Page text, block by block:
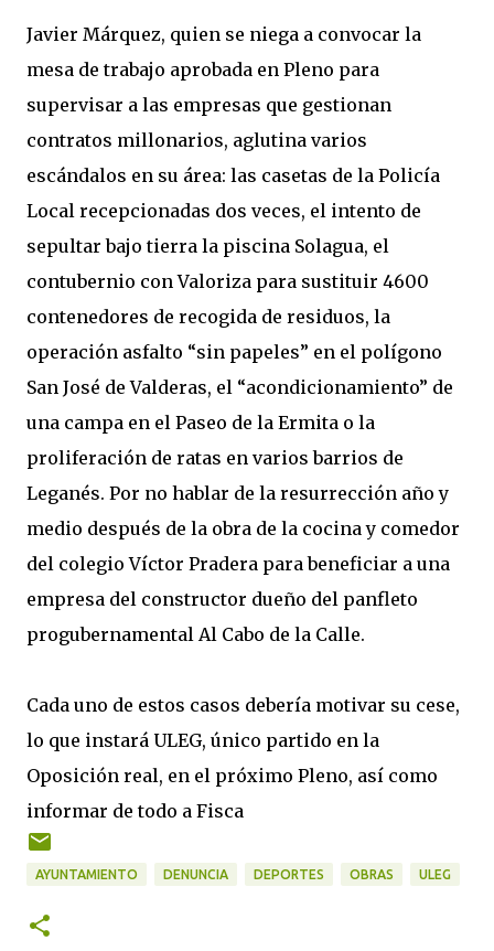
Javier Márquez, quien se niega a convocar la
mesa de trabajo aprobada en Pleno para
supervisar a las empresas que gestionan
contratos millonarios, aglutina varios
escándalos en su área: las casetas de la Policía
Local recepcionadas dos veces, el intento de
sepultar bajo tierra la piscina Solagua, el
contubernio con Valoriza para sustituir 4600
contenedores de recogida de residuos, la
operación asfalto “sin papeles” en el polígono
San José de Valderas, el “acondicionamiento” de
una campa en el Paseo de la Ermita o la
proliferación de ratas en varios barrios de
Leganés. Por no hablar de la resurrección año y
medio después de la obra de la cocina y comedor
del colegio Víctor Pradera para beneficiar a una
empresa del constructor dueño del panfleto
progubernamental Al Cabo de la Calle.
Cada uno de estos casos debería motivar su cese,
lo que instará ULEG, único partido en la
Oposición real, en el próximo Pleno, así como
informar de todo a Fisca
AYUNTAMIENTO DENUNCIA DEPORTES OBRAS ULEG